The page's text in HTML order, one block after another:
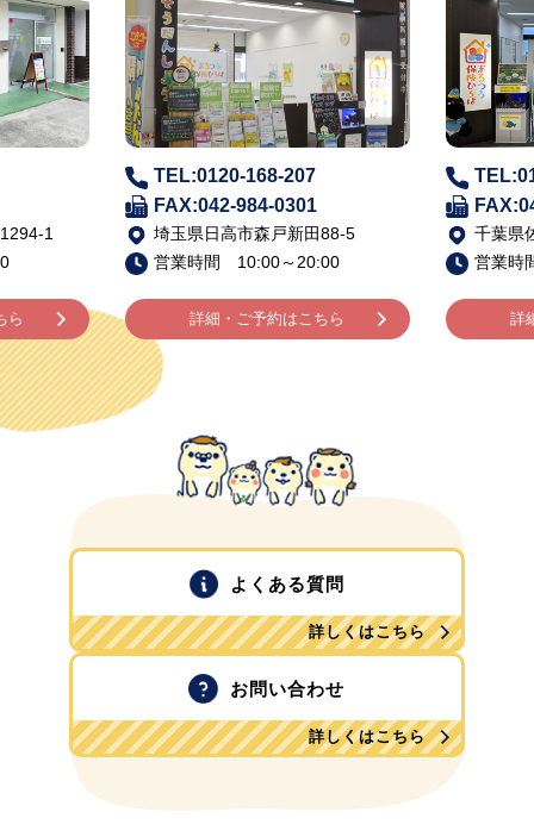
1
ら
TEL:0120-168-207
FAX:042-984-0301
埼玉県日高市森戸新田88-5
営業時間 10:00～20:00
詳細・ご予約はこちら
千葉県
営業時
詳
よくある質問
詳しくはこちら
お問い合わせ
詳しくはこちら